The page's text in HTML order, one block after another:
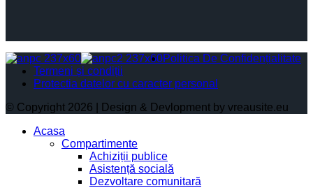
Politica De Confidențialitate
Termeni și condiții
Protectia datelor cu caracter personal
© Copyright 2026 | Design & Devlopment by vreausite.eu
Acasa
Compartimente
Achiziții publice
Asistență socială
Dezvoltare comunitară